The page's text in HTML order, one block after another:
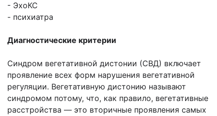
- ЭхоКС
- психиатра
Диагностические критерии
Синдром вегетативной дистонии (СВД) включает
проявление всех форм нарушения вегетативной
регуляции. Вегетативную дистонию называют
синдромом потому, что, как правило, вегетативные
расстройства — это вторичные проявления самых